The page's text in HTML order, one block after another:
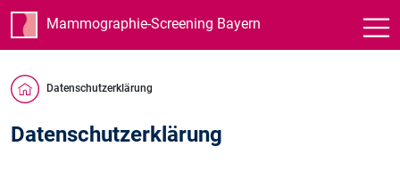
Mammographie-Screening Bayern
Datenschutzerklärung
Datenschutzerklärung